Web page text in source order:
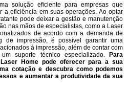
solução eficiente para empresas que
a eficiência em suas operações. Ao optar
pode deixar a gestão e manutenção
nas mãos de especialistas, como a Laser
de acordo com a demanda de
de impressão, é possível garantir uma
à impressão, além de contar com
suporte técnico especializado. Para
Home pode oferecer para a sua
cotação e descubra como podemos
e aumentar a produtividade da sua